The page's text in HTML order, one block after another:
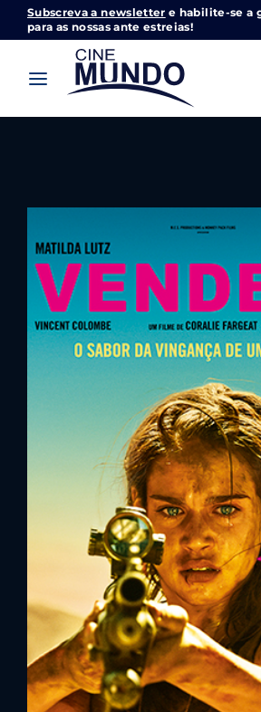
Subscreva a newsletter e habilite-se a
para as nossas ante estreias!
Cinemundo – Onde O
Login
SIGN IN
Lost
By signing in, you agree toour
and ourprivacy